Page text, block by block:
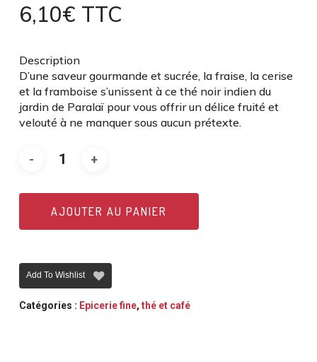
6,10€ TTC
Description
D’une saveur gourmande et sucrée, la fraise, la cerise
et la framboise s’unissent à ce thé noir indien du
jardin de Paralaï pour vous offrir un délice fruité et
velouté à ne manquer sous aucun prétexte.
AJOUTER AU PANIER
Add To Wishlist
Catégories : Epicerie fine, thé et café